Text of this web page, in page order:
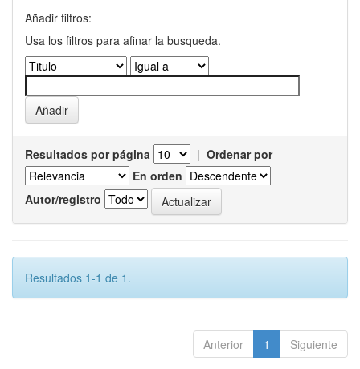
Añadir filtros:
Usa los filtros para afinar la busqueda.
Resultados por página | Ordenar por
En orden
Autor/registro
Resultados 1-1 de 1.
Anterior 1 Siguiente